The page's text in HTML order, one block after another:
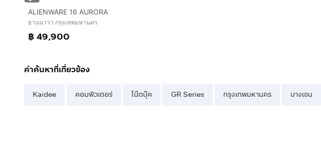
ALIENWARE 16 AURORA
ยานนาวา กรุงเทพมหานคร
฿ 49,900
คำค้นหาที่เกี่ยวข้อง
Kaidee คอมพิวเตอร์ โน๊ตบุ๊ค GR Series กรุงเทพมหานคร บางเขน